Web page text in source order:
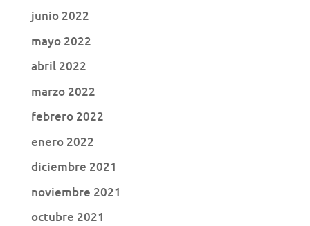
junio 2022
mayo 2022
abril 2022
marzo 2022
febrero 2022
enero 2022
diciembre 2021
noviembre 2021
octubre 2021